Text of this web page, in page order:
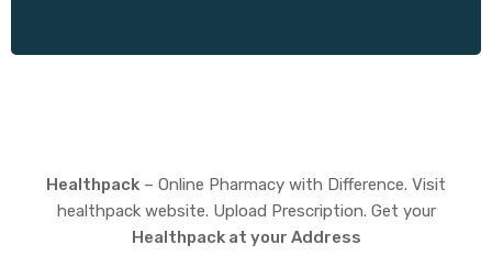
Healthpack – Online Pharmacy with Difference. Visit
healthpack website. Upload Prescription. Get your
Healthpack at your Address